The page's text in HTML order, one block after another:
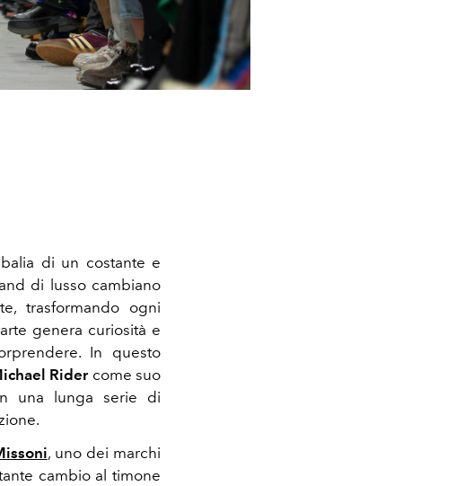
di un costante e
di lusso cambiano
trasformando ogni
genera curiosità e
In questo
Ridercome suo
una lunga serie di
, uno dei marchi
cambio al timone